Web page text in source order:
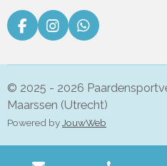
F
a
b
o
k
I
n
a
r
a
W
h
s
p
p
© 2025 - 2026
Maarssen (Utrecht)
Powered by JouwWeb